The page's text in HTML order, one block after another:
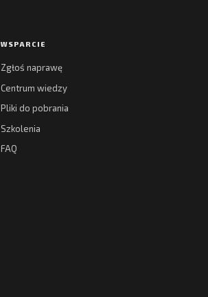
WSPARCIE
Zgłoś naprawę
Centrum wiedzy
Pliki do pobrania
Szkolenia
FAQ